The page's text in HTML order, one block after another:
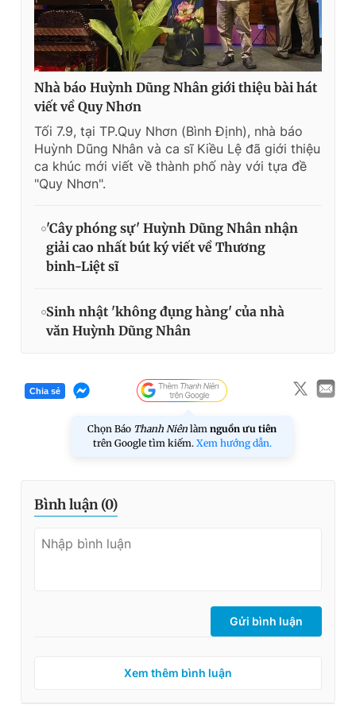
Nhà báo Huỳnh Dũng Nhân giới thiệu bài hát
viết về Quy Nhơn
Tối 7.9, tại TP.Quy Nhơn (Bình Định), nhà báo
Huỳnh Dũng Nhân và ca sĩ Kiều Lệ đã giới thiệu
ca khúc mới viết về thành phố này với tựa đề
"Quy Nhơn".
'Cây phóng sự' Huỳnh Dũng Nhân nhận
giải cao nhất bút ký viết về Thương
binh-Liệt sĩ
Sinh nhật 'không đụng hàng' của nhà
văn Huỳnh Dũng Nhân
Chia sẻ
Chọn Báo Thanh Niên làm nguồn ưu tiên
trên Google tìm kiếm. Xem hướng dẫn.
Bình luận (0)
Gửi bình luận
Xem thêm bình luận